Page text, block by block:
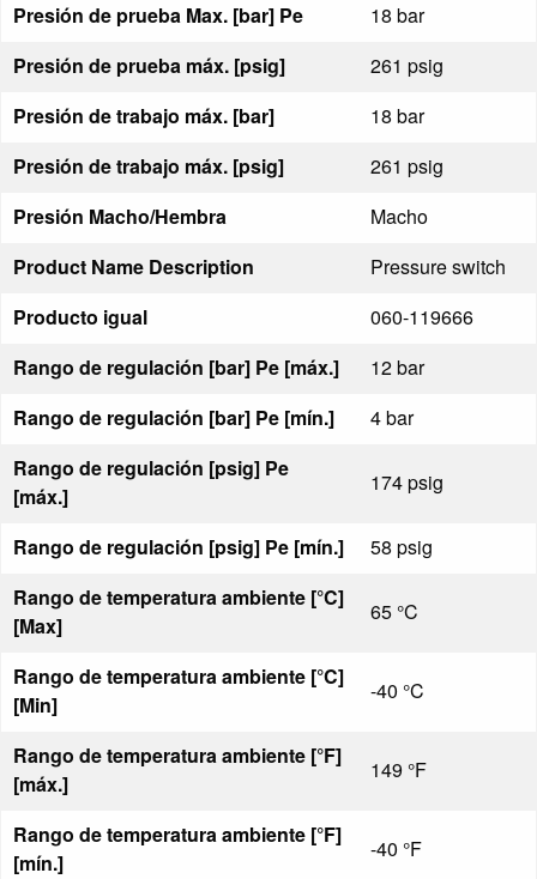
Presión de prueba Max. [bar] Pe
18 bar
Presión de prueba máx. [psig]
261 psig
Presión de trabajo máx. [bar]
18 bar
Presión de trabajo máx. [psig]
261 psig
Presión Macho/Hembra
Macho
Product Name Description
Pressure switch
Producto igual
060-119666
Rango de regulación [bar] Pe [máx.]
12 bar
Rango de regulación [bar] Pe [mín.]
4 bar
Rango de regulación [psig] Pe
[máx.]
174 psig
Rango de regulación [psig] Pe [mín.]
58 psig
Rango de temperatura ambiente [°C]
[Max]
65 °C
Rango de temperatura ambiente [°C]
[Min]
-40 °C
Rango de temperatura ambiente [°F]
[máx.]
149 °F
Rango de temperatura ambiente [°F]
[mín.]
-40 °F